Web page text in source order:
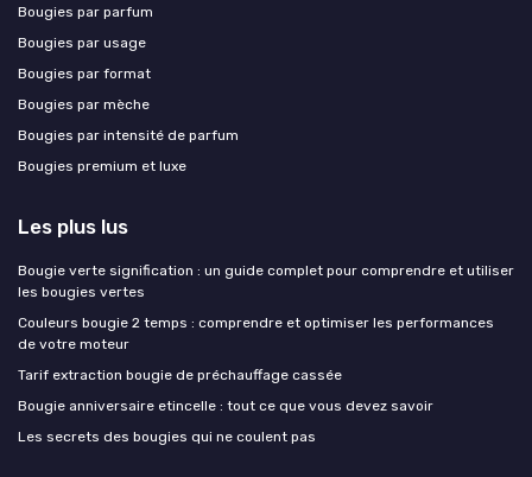
Bougies par parfum
Bougies par usage
Bougies par format
Bougies par mèche
Bougies par intensité de parfum
Bougies premium et luxe
Les plus lus
Bougie verte signification : un guide complet pour comprendre et utiliser
les bougies vertes
Couleurs bougie 2 temps : comprendre et optimiser les performances
de votre moteur
Tarif extraction bougie de préchauffage cassée
Bougie anniversaire etincelle : tout ce que vous devez savoir
Les secrets des bougies qui ne coulent pas